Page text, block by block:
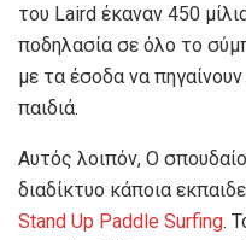
του Laird έκαναν 450
ποδηλασία σε όλο το
με τα έσοδα να
παιδιά.
Αυτός λοιπόν, Ο
διαδίκτυο κάποια
Stand Up Paddle Surfing.